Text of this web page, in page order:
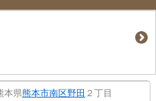
本県熊本市南区野田 ２丁目